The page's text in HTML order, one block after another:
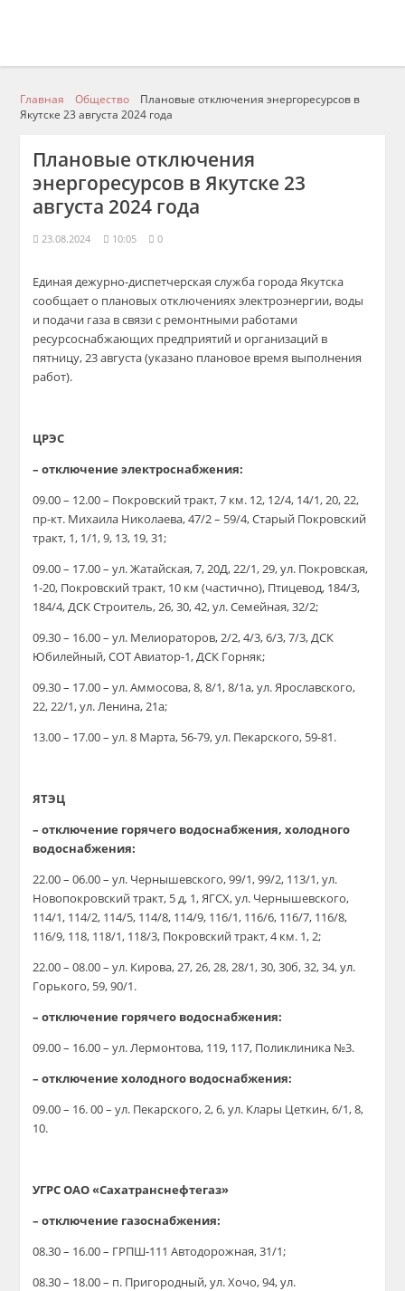
Главная Общество
Плановые отключения энергоресурсов в
Якутске 23 августа 2024 года
Плановые отключения
энергоресурсов в Якутске 23
августа 2024 года
23.08.2024 10:05 0
Единая дежурно-диспетчерская служба города Якутска
сообщает о плановых отключениях электроэнергии, воды
и подачи газа в связи с ремонтными работами
ресурсоснабжающих предприятий и организаций в
пятницу, 23 августа (указано плановое время выполнения
работ).
ЦРЭС
– отключение электроснабжения:
09.00 – 12.00 – Покровский тракт, 7 км. 12, 12/4, 14/1, 20, 22,
пр-кт. Михаила Николаева, 47/2 – 59/4, Старый Покровский
тракт, 1, 1/1, 9, 13, 19, 31;
09.00 – 17.00 – ул. Жатайская, 7, 20Д, 22/1, 29, ул. Покровская,
1-20, Покровский тракт, 10 км (частично), Птицевод, 184/3,
184/4, ДСК Строитель, 26, 30, 42, ул. Семейная, 32/2;
09.30 – 16.00 – ул. Мелиораторов, 2/2, 4/3, 6/3, 7/3, ДСК
Юбилейный, СОТ Авиатор-1, ДСК Горняк;
09.30 – 17.00 – ул. Аммосова, 8, 8/1, 8/1а, ул. Ярославского,
22, 22/1, ул. Ленина, 21а;
13.00 – 17.00 – ул. 8 Марта, 56-79, ул. Пекарского, 59-81.
ЯТЭЦ
– отключение горячего водоснабжения, холодного
водоснабжения:
22.00 – 06.00 – ул. Чернышевского, 99/1, 99/2, 113/1, ул.
Новопокровский тракт, 5 д, 1, ЯГСХ, ул. Чернышевского,
114/1, 114/2, 114/5, 114/8, 114/9, 116/1, 116/6, 116/7, 116/8,
116/9, 118, 118/1, 118/3, Покровский тракт, 4 км. 1, 2;
22.00 – 08.00 – ул. Кирова, 27, 26, 28, 28/1, 30, 30б, 32, 34, ул.
Горького, 59, 90/1.
– отключение горячего водоснабжения:
09.00 – 16.00 – ул. Лермонтова, 119, 117, Поликлиника №3.
– отключение холодного водоснабжения:
09.00 – 16. 00 – ул. Пекарского, 2, 6, ул. Клары Цеткин, 6/1, 8,
10.
УГРС ОАО «Сахатранснефтегаз»
– отключение газоснабжения:
08.30 – 16.00 – ГРПШ-111 Автодорожная, 31/1;
08.30 – 18.00 – п. Пригородный, ул. Хочо, 94, ул.